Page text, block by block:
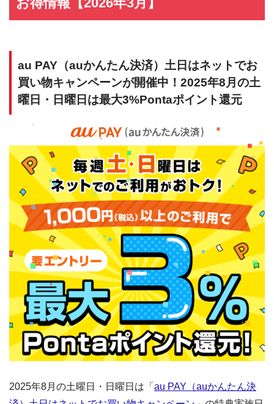
au PAY（auかんたん決済）土日はネットでお
買い物キャンペーンが開催中！2025年8月の土
曜日・日曜日は最大3%Pontaポイント還元
2025年8月の土曜日・日曜日は「 au PAY（auかんたん決